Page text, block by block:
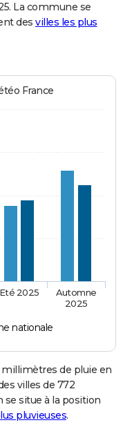
La commune se
des villes les plus
France
nationale
Eté 2025
Automne
2025
millimètres de pluie en
villes de 772
situe à la position
pluvieuses.